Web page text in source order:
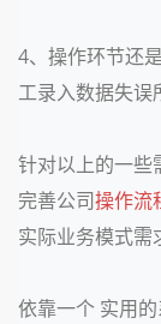
4、操作环节还
工录入数据失误
针对以上的一些
完善公司操作流
实际业务模式需
依靠一个 实用